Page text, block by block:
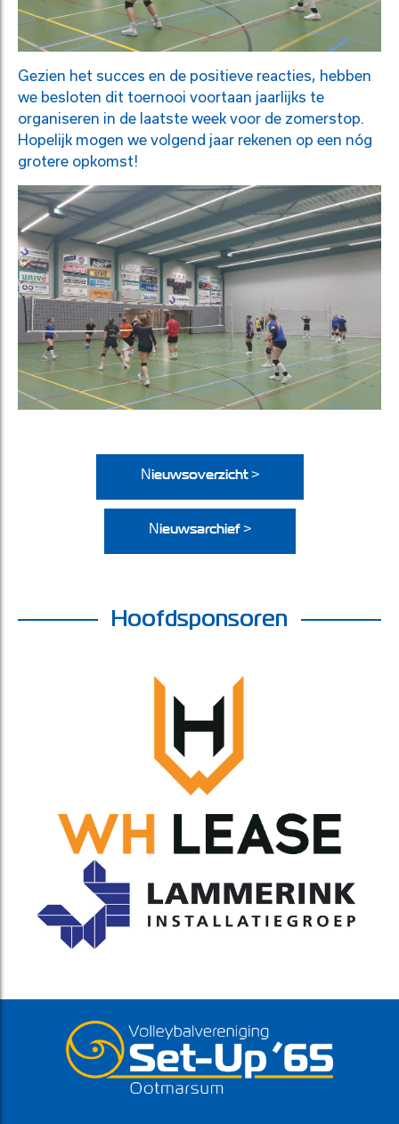
Gezien het succes en de positieve reacties, hebben
we besloten dit toernooi voortaan jaarlijks te
organiseren in de laatste week voor de zomerstop.
Hopelijk mogen we volgend jaar rekenen op een nóg
grotere opkomst!
Nieuwsoverzicht >
Nieuwsarchief >
Hoofdsponsoren